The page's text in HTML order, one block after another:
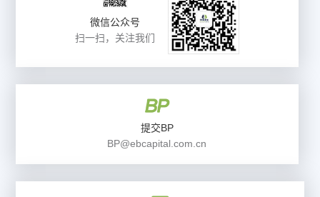
微信公众号
扫一扫，关注我们
提交BP
BP@ebcapital.com.cn